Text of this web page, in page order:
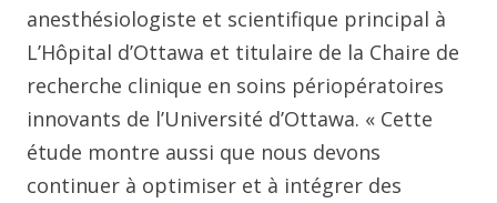
anesthésiologiste et scientifique principal à
L’Hôpital d’Ottawa et titulaire de la Chaire de
recherche clinique en soins périopératoires
innovants de l’Université d’Ottawa. « Cette
étude montre aussi que nous devons
continuer à optimiser et à intégrer des